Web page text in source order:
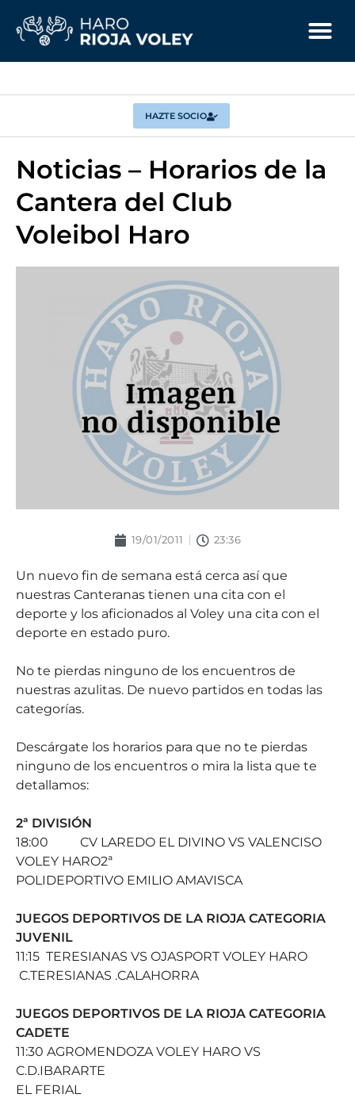
HAZTE SOCIO
Noticias – Horarios de la
Cantera del Club
Voleibol Haro
19/01/2011 23:36
Un nuevo fin de semana está cerca así que
nuestras Canteranas tienen una cita con el
deporte y los aficionados al Voley una cita con el
deporte en estado puro.
No te pierdas ninguno de los encuentros de
nuestras azulitas. De nuevo partidos en todas las
categorías.
Descárgate los horarios para que no te pierdas
ninguno de los encuentros o mira la lista que te
detallamos:
2ª DIVISIÓN
18:00 CV LAREDO EL DIVINO VS VALENCISO
VOLEY HARO2ª
POLIDEPORTIVO EMILIO AMAVISCA
JUEGOS DEPORTIVOS DE LA RIOJA CATEGORIA
JUVENIL
11:15 TERESIANAS VS OJASPORT VOLEY HARO
C.TERESIANAS .CALAHORRA
JUEGOS DEPORTIVOS DE LA RIOJA CATEGORIA
CADETE
11:30 AGROMENDOZA VOLEY HARO VS
C.D.IBARARTE
EL FERIAL